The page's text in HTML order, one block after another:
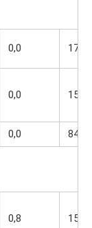
0,0 170
0,0 158
0,0 84
0,8 159